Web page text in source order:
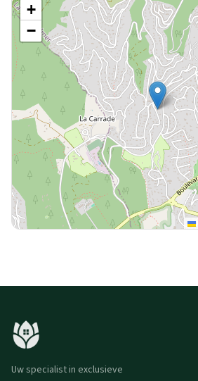
+
−
Uw specialist in exclusieve